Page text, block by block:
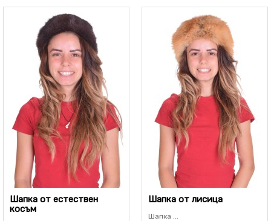
Шапка от естествен
косъм
Шапка от лисица
Шапка ...